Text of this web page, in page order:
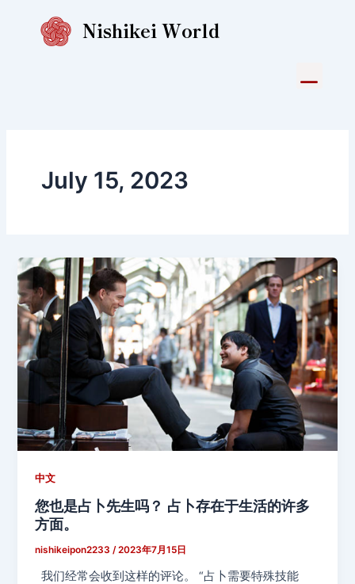
Nishikei World
Menu
July 15, 2023
中文
您也是占卜先生吗？ 占卜存在于生活的许多
方面。
nishikeipon2233 /2023年7月15日
我们经常会收到这样的评论。 “占卜需要特殊技能